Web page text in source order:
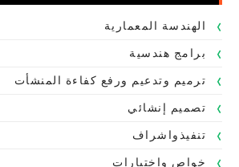
الهندسة المعمارية
برامج هندسية
ترميم وتدعيم ورفع كفاءة المنشأت
تصميم إنشائي
تنفيذواشراف
خواص واختبارات